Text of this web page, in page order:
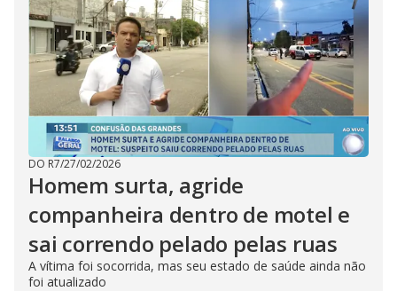
DO R7/27/02/2026
Homem surta, agride
companheira dentro de motel e
sai correndo pelado pelas ruas
A vítima foi socorrida, mas seu estado de saúde ainda não
foi atualizado